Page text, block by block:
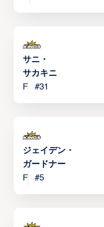
サニ・
サカキニ
F
#31
ジェイデン・
ガードナー
F
#5